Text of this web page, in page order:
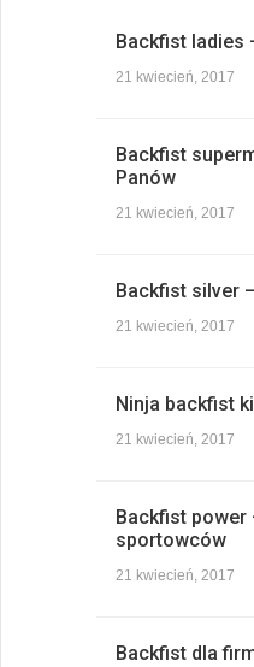
Backfist ladies
21 kwiecień, 2017
Backfist
Panów
21 kwiecień, 2017
Backfist silver
21 kwiecień, 2017
Ninja backfist
21 kwiecień, 2017
Backfist power
sportowców
21 kwiecień, 2017
Backfist dla